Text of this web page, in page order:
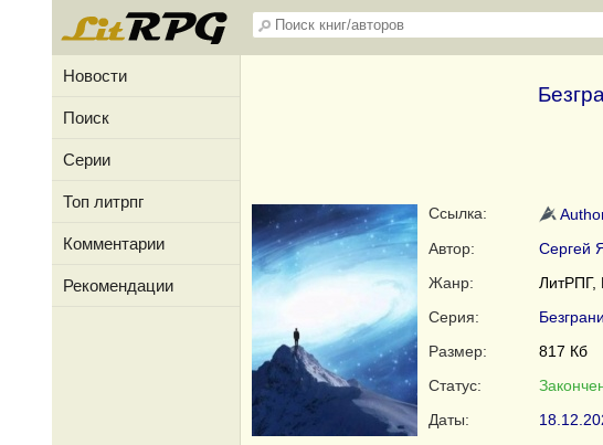
Новости
Поиск
Серии
Топ литрпг
Комментарии
Рекомендации
Ссылка:
Автор:
Сергей
Жанр:
ЛитРПГ,
Серия:
Размер:
817 Кб
Статус:
Даты: